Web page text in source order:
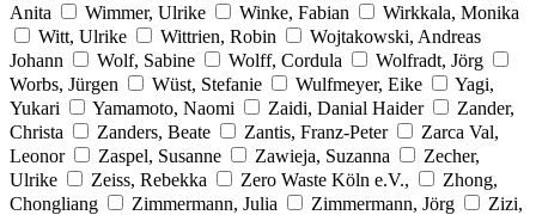
Anita
Wimmer, Ulrike Winke, Fabian
Wirkkala, Monika
Witt, Ulrike
Wittrien, Robin
Wojtakowski, Andreas
Johann
Wolf, Sabine Wolff, Cordula
Wolfradt, Jörg
Worbs, Jürgen
Wüst, Stefanie Wulfmeyer, Eike
Yagi,
Yukari
Yamamoto, Naomi Zaidi, Danial Haider
Zander,
Christa
Zanders, Beate Zantis, Franz-Peter
Zarca Val,
Leonor
Zaspel, Susanne Zawieja, Suzanna
Zecher,
Ulrike
Zeiss, Rebekka Zero Waste Köln e.V.,
Zhong,
Chongliang
Zimmermann, Julia Zimmermann, Jörg
Zizi,